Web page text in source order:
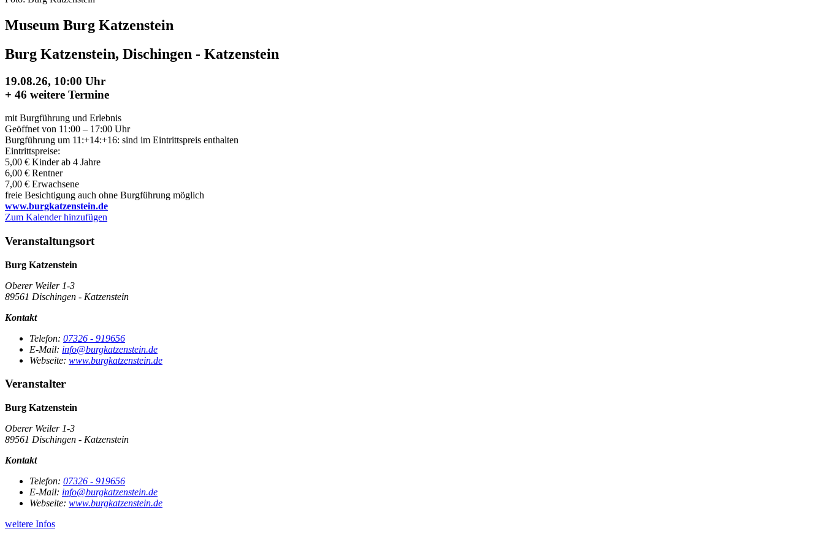
Museum Burg Katzenstein
Burg Katzenstein, Dischingen - Katzenstein
19.08.26, 10:00 Uhr
+ 46 weitere Termine
mit Burgführung und Erlebnis
Geöffnet von 11:00 – 17:00 Uhr
Burgführung um 11:+14:+16: sind im Eintrittspreis enthalten
Eintrittspreise:
5,00 € Kinder ab 4 Jahre
6,00 € Rentner
7,00 € Erwachsene
freie Besichtigung auch ohne Burgführung möglich
www.burgkatzenstein.de
Zum Kalender hinzufügen
Veranstaltungsort
Burg Katzenstein
Oberer Weiler 1-3
89561 Dischingen - Katzenstein
Kontakt
Telefon: 07326 - 919656
E-Mail: info@burgkatzenstein.de
Webseite: www.burgkatzenstein.de
Veranstalter
Burg Katzenstein
Oberer Weiler 1-3
89561 Dischingen - Katzenstein
Kontakt
Telefon: 07326 - 919656
E-Mail: info@burgkatzenstein.de
Webseite: www.burgkatzenstein.de
weitere Infos